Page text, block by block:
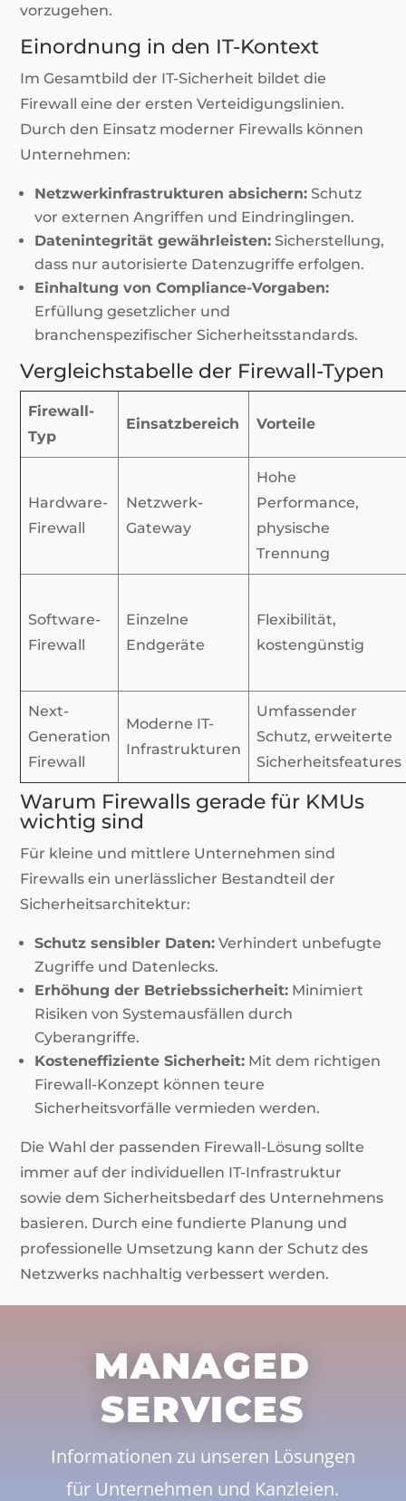
vorzugehen.
Einordnung in den IT-Kontext
Im Gesamtbild der IT-Sicherheit bildet die
Firewall eine der ersten Verteidigungslinien.
Durch den Einsatz moderner Firewalls können
Unternehmen:
Netzwerkinfrastrukturen absichern: Schutz
vor externen Angriffen und Eindringlingen.
Datenintegrität gewährleisten: Sicherstellung,
dass nur autorisierte Datenzugriffe erfolgen.
Einhaltung von Compliance-Vorgaben:
Erfüllung gesetzlicher und
branchenspezifischer Sicherheitsstandards.
Vergleichstabelle der Firewall-Typen
Firewall-
Typ
Einsatzbereich Vorteile
Hardware-
Firewall
Netzwerk-
Gateway
Hohe
Performance,
physische
Trennung
Software-
Firewall
Einzelne
Endgeräte
Flexibilität,
kostengünstig
Next-
Generation
Firewall
Moderne IT-
Infrastrukturen
Umfassender
Schutz, erweiterte
Sicherheitsfeatures
Warum Firewalls gerade für KMUs
wichtig sind
Für kleine und mittlere Unternehmen sind
Firewalls ein unerlässlicher Bestandteil der
Sicherheitsarchitektur:
Schutz sensibler Daten: Verhindert unbefugte
Zugriffe und Datenlecks.
Erhöhung der Betriebssicherheit: Minimiert
Risiken von Systemausfällen durch
Cyberangriffe.
Kosteneffiziente Sicherheit: Mit dem richtigen
Firewall-Konzept können teure
Sicherheitsvorfälle vermieden werden.
Die Wahl der passenden Firewall-Lösung sollte
immer auf der individuellen IT-Infrastruktur
sowie dem Sicherheitsbedarf des Unternehmens
basieren. Durch eine fundierte Planung und
professionelle Umsetzung kann der Schutz des
Netzwerks nachhaltig verbessert werden.
MANAGED
SERVICES
Informationen zu unseren Lösungen
für Unternehmen und Kanzleien.